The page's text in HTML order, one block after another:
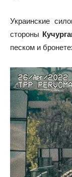
Украинские
стороны
песком и